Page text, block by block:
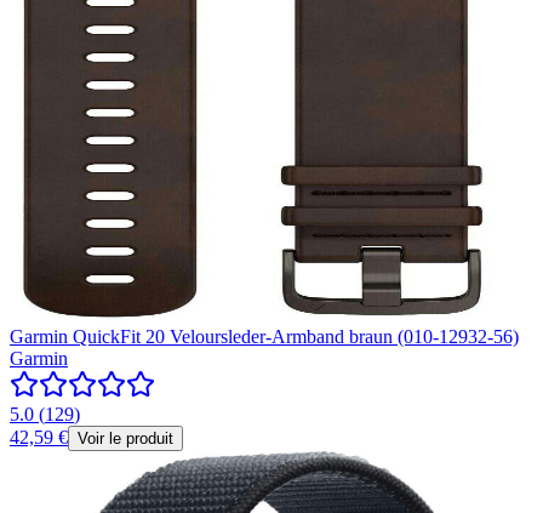
Garmin QuickFit 20 Veloursleder-Armband braun (010-12932-56)
Garmin
5.0 (129)
42,59 € Voir le produit